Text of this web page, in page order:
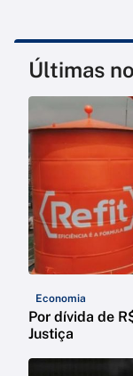
Últimas
Economia
Por dívida de
Justiça